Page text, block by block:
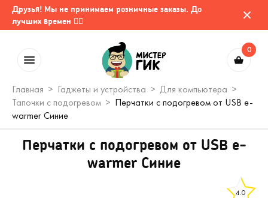
Друзья! Мы не принимаем розничные заказы. До
лучших времен 🤷‍♂️
0
Главная Гаджеты и устройства
Для компьютера
Тапочки с подогревом
Перчатки с подогревом от USB e-
warmer Синие
Перчатки с подогревом от USB e-
warmer Синие
4.0